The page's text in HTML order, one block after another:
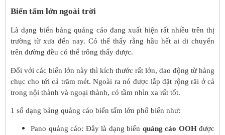
Biển tấm lớn ngoài trời
Là dạng biển bảng quảng cáo đang xuất hiện rất nhiều trên thị
trường từ xưa đến nay. Có thể thấy rằng hầu hết ai di chuyển
trên đường đều có thể trông thấy được.
Đối với các biển lớn này thì kích thước rất lớn, dao động từ hàng
chục cho tới cả trăm mét. Ngoài ra nó được lắp đặt rộng rãi ở cả
trong nội thành và ngoại thành, có tầm nhìn xa rất tốt.
1 số dạng bảng quảng cáo biển tấm lớn phổ biến như:
Pano quảng cáo: Đây là dạng biển quảng cáo OOHđược